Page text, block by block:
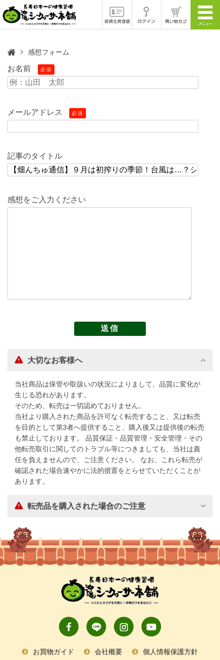
感想フォーム
お名前 必須
メールアドレス 必須
記事のタイトル
感想をご入力ください
大切なお客様へ
当社商品は保管や取扱いの状況によりまして、品質に変化が
生じる恐れがあります。
そのため、転売は一切認めておりません。
当社より購入された商品を許可なく転売すること、又は転売
を目的として第3者へ提供すること、購入後又は提供後の転売
も禁止しております。 品質保証・品質管理・安全管理・その
他転売取引に関してのトラブル等につきましても、当社は責
任を負えませんので、ご注意ください。 なお、これら転売が
確認された場合速やかに法的措置をとらせていただくことが
あります。
転売品を購入された場合のご注意
お買物ガイド 会社概要 個人情報保護方針